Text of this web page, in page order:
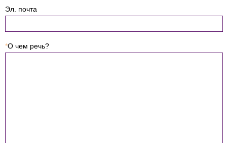
Эл. почта
*О чем речь?